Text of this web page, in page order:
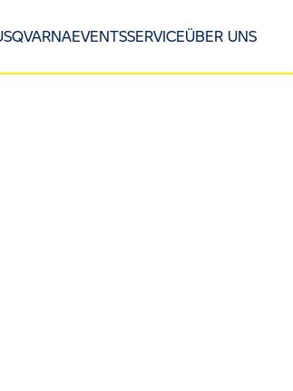
EVENTSSERVICEÜBER UNS